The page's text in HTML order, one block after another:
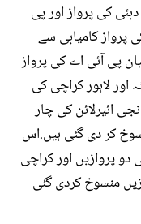
اے کے 210 نمبر پر دبئی کی پرواز اور پی
کی پرواز کامیابی سے
پی آئی اے کی پرواز
اور لاہور کراچی کی
ائیرلائن کی چار
کر دی گئی ہیں.اس
پروازیں اور کراچی
منسوخ کردی گئی